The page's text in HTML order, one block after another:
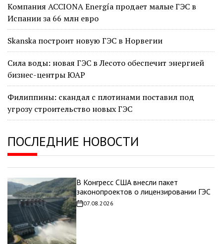
Компания ACCIONA Energía продает малые ГЭС в
Испании за 66 млн евро
Skanska построит новую ГЭС в Норвегии
Сила воды: новая ГЭС в Лесото обеспечит энергией
бизнес-центры ЮАР
Филиппины: скандал с плотинами поставил под
угрозу строительство новых ГЭС
ПОСЛЕДНИЕ НОВОСТИ
В Конгресс США внесли пакет
законопроектов о лицензировании ГЭС
Дата
записи
07.08.2026